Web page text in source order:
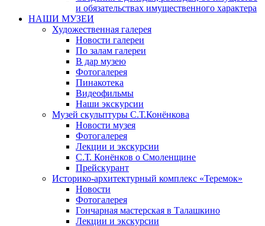
и обязательствах имущественного характера
НАШИ МУЗЕИ
Художественная галерея
Новости галереи
По залам галереи
В дар музею
Фотогалерея
Пинакотека
Видеофильмы
Наши экскурсии
Музей скульптуры С.Т.Конёнкова
Новости музея
Фотогалерея
Лекции и экскурсии
С.Т. Конёнков о Смоленщине
Прейскурант
Историко-архитектурный комплекс «Теремок»
Новости
Фотогалерея
Гончарная мастерская в Талашкино
Лекции и экскурсии